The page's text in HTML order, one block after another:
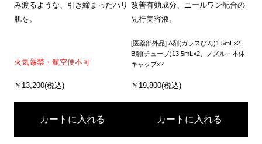
み渡るような、引き締まったハリ
肌を。
火気厳禁・航空便不可
￥13,200(税込)
カートに入れる
改善有効成分、ニールワン配合の
先行美容液。
[医薬部外品] A剤(ガラスびん)1.5mL×2、
B剤(チューブ)13.5mL×2、ノズル・本体
キャップ×2
￥19,800(税込)
カートに入れる